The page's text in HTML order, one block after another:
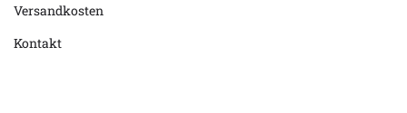
Versandkosten
Kontakt